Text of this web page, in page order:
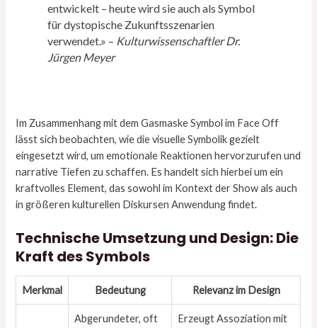
entwickelt – heute wird sie auch als Symbol
für dystopische Zukunftsszenarien
verwendet.» – Kulturwissenschaftler Dr.
Jürgen Meyer
Im Zusammenhang mit dem Gasmaske Symbol im Face Off
lässt sich beobachten, wie die visuelle Symbolik gezielt
eingesetzt wird, um emotionale Reaktionen hervorzurufen und
narrative Tiefen zu schaffen. Es handelt sich hierbei um ein
kraftvolles Element, das sowohl im Kontext der Show als auch
in größeren kulturellen Diskursen Anwendung findet.
Technische Umsetzung und Design: Die
Kraft des Symbols
Merkmal Bedeutung Relevanz im Design
Abgerundeter, oft
Erzeugt Assoziation mit